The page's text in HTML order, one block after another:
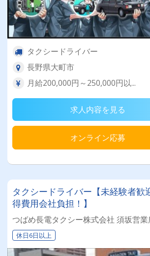
タクシードライバー
長野県大町市
月給200,000円～250,000円以...
求人内容を見る
オンライン応募
タクシードライバー【未経験者歓
得費用会社負担！】
つばめ長電タクシー株式会社 須坂営業
休日6日以上